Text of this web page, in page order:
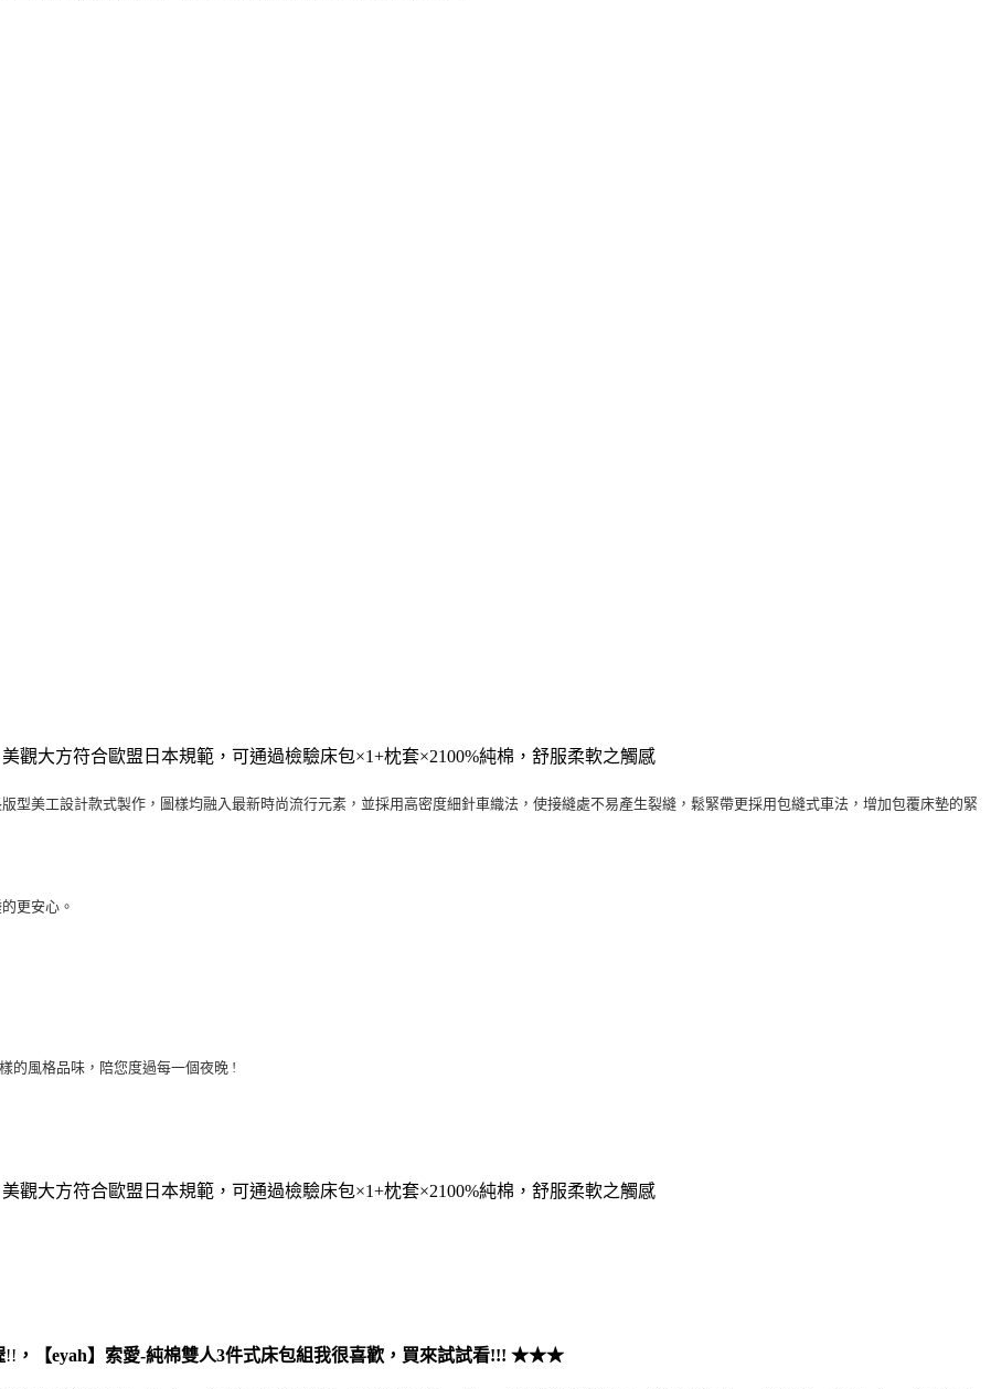
觀大方符合歐盟日本規範，可通過檢驗床包×1+枕套×2100%純棉，舒服柔軟之觸感
型美工設計款式製作，圖樣均融入最新時尚流行元素，並採用高密度細針車織法，使接縫處不易產生裂縫，鬆緊帶更採用包縫式車法，增加包覆床墊的緊
更安心。
的風格品味，陪您度過每一個夜晚 !
觀大方符合歐盟日本規範，可通過檢驗床包×1+枕套×2100%純棉，舒服柔軟之觸感
!! ， 【eyah】索愛-純棉雙人3件式床包組我很喜歡，買來試試看!!! ★★★